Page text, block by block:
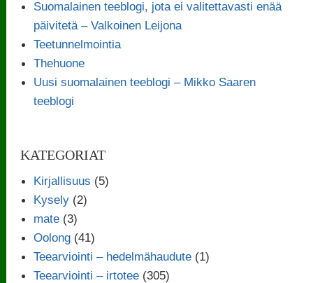
Suomalainen teeblogi, jota ei valitettavasti enää
päivitetä – Valkoinen Leijona
Teetunnelmointia
Thehuone
Uusi suomalainen teeblogi – Mikko Saaren
teeblogi
KATEGORIAT
Kirjallisuus (5)
Kysely (2)
mate (3)
Oolong (41)
Teearviointi – hedelmähaudute (1)
Teearviointi – irtotee (305)